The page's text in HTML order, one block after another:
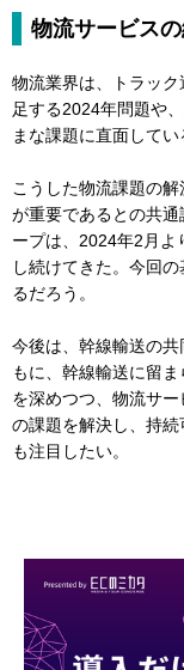
物流サービス
物流業界は、トラッ
足する2024年問題や
まな課題に直面してい
こうした物流課題の解
が重要であるとの共
ープは、2024年2月よ
し続けてきた。今回
るだろう。
今後は、幹線輸送の
もに、幹線輸送に留
を深めつつ、物流サ
の課題を解決し、持
も注目したい。